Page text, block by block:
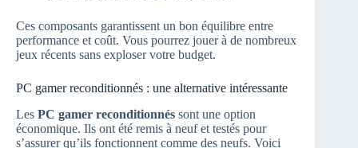
Ces composants garantissent un bon équilibre entre
performance et coût. Vous pourrez jouer à de nombreux
jeux récents sans exploser votre budget.
PC gamer reconditionnés : une alternative intéressante
Les PC gamer reconditionnés sont une option
économique. Ils ont été remis à neuf et testés pour
s’assurer qu’ils fonctionnent comme des neufs. Voici